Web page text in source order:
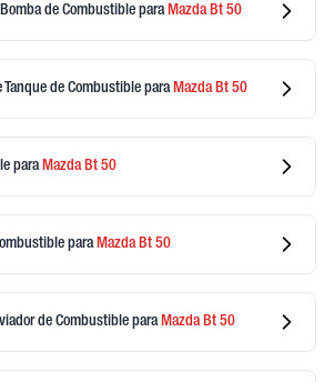
de Combustible para MazdaBt 50
de Combustible para MazdaBt 50
para MazdaBt 50
para MazdaBt 50
de Combustible para MazdaBt 50